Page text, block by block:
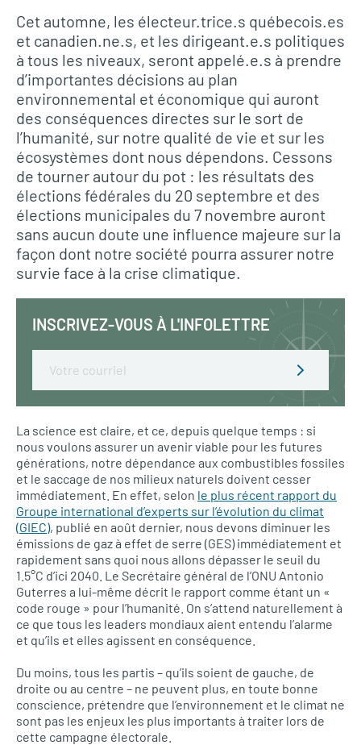
Cet automne, les électeur.trice.s québecois.es
et canadien.ne.s, et les dirigeant.e.s politiques
à tous les niveaux, seront appelé.e.s à prendre
d’importantes décisions au plan
environnemental et économique qui auront
des conséquences directes sur le sort de
l’humanité, sur notre qualité de vie et sur les
écosystèmes dont nous dépendons. Cessons
de tourner autour du pot : les résultats des
élections fédérales du 20 septembre et des
élections municipales du 7 novembre auront
sans aucun doute une influence majeure sur la
façon dont notre société pourra assurer notre
survie face à la crise climatique.
INSCRIVEZ-VOUS À L'INFOLETTRE
Email
La science est claire, et ce, depuis quelque temps : si
nous voulons assurer un avenir viable pour les futures
générations, notre dépendance aux combustibles fossiles
et le saccage de nos milieux naturels doivent cesser
immédiatement. En effet, selon le plus récent rapport du
Groupe international d’experts sur l’évolution du climat
(GIEC), publié en août dernier, nous devons diminuer les
émissions de gaz à effet de serre (GES) immédiatement et
rapidement sans quoi nous allons dépasser le seuil du
1.5°C d’ici 2040. Le Secrétaire général de l’ONU Antonio
Guterres a lui-même décrit le rapport comme étant un «
code rouge » pour l’humanité. On s’attend naturellement à
ce que tous les leaders mondiaux aient entendu l’alarme
et qu’ils et elles agissent en conséquence.
Du moins, tous les partis – qu’ils soient de gauche, de
droite ou au centre – ne peuvent plus, en toute bonne
conscience, prétendre que l’environnement et le climat ne
sont pas les enjeux les plus importants à traiter lors de
cette campagne électorale.